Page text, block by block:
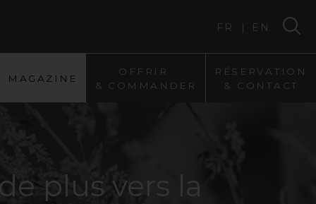
M A G A Z I N E
O F F R I R
&
C O M M A N D E R
R É S E RV A T I O N
&
C O NT A CT
FR | EN
de plus vers la